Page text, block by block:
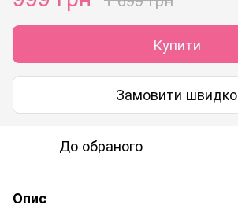
Купити
Замовити швидко
До обраного
Опис